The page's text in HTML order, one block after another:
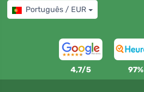
Português / EUR
4,7/5 97%